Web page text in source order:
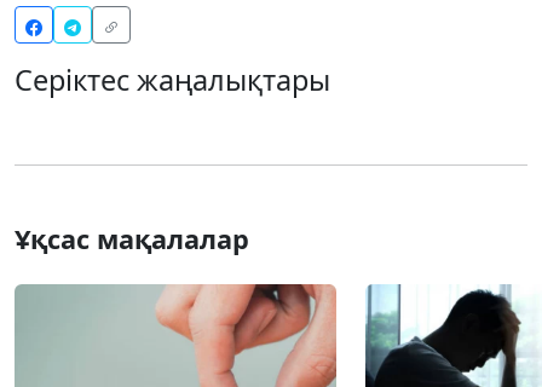
Серіктес жаңалықтары
Ұқсас мақалалар